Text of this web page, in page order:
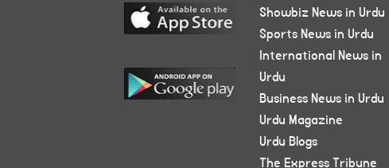
Showbiz News in Urdu
Sports News in Urdu
International News in
Urdu
Business News in Urdu
Urdu Magazine
Urdu Blogs
The Express Tribune